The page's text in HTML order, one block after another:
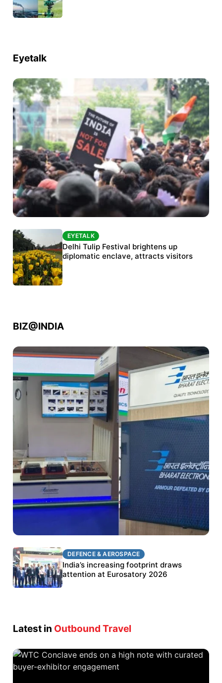
Eyetalk
Protests continue at Jantar Mantar despite
police crackdown
EYETALK
Delhi Tulip Festival brightens up
diplomatic enclave, attracts visitors
BIZ@INDIA
DEFENCE & AEROSPACE
BEL targets stronger export growth through
Eurosatory participation
DEFENCE & AEROSPACE
India’s increasing footprint draws
attention at Eurosatory 2026
Latest in Outbound Travel